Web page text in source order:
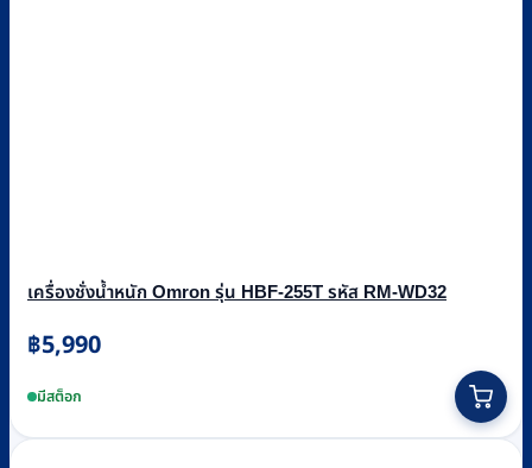
เครื่องชั่งน้ำหนัก Omron รุ่น HBF-255T รหัส RM-WD32
฿5,990
มีสต็อก